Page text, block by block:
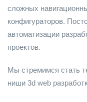
сложных
конфигураторов.
автоматизации
проектов.
Мы стремимся стать
ниши 3d web